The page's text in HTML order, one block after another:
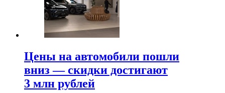
Цены на автомобили пошли
вниз — скидки достигают
3 млн рублей